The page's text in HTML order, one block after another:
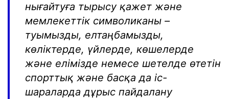
нығайтуға тырысу қажет және
мемлекеттік символиканы –
туымызды, елтаңбамызды,
көліктерде, үйлерде, көшелерде
және елімізде немесе шетелде өтетін
спорттық және басқа да іс-
шараларда дұрыс пайдалану